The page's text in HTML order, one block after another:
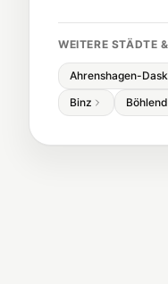
WEITERE STÄDTE
Ahrenshagen-
Binz